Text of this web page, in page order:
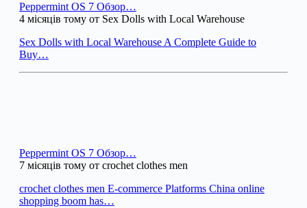
Peppermint OS 7 Обзор…
4 місяців тому от Sex Dolls with Local Warehouse
Sex Dolls with Local Warehouse A Complete Guide to
Buy…
Peppermint OS 7 Обзор…
7 місяців тому от crochet clothes men
crochet clothes men E-commerce Platforms China online
shopping boom has…